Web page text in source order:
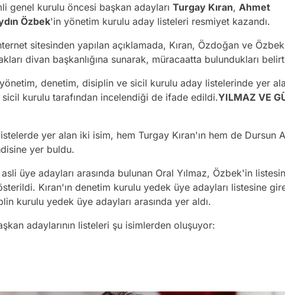
genel kurulu öncesi başkan adayları Turgay Kıran, Ahmet
Özbek'in yönetim kurulu aday listeleri resmiyet kazandı.
sitesinden yapılan açıklamada, Kıran, Özdoğan ve
divan başkanlığına sunarak, müracaatta bulundukları
yönetim, denetim, disiplin ve sicil kurulu aday listelerinde yer
kurulu tarafından incelendiği de ifade edildi.YILMAZ VE
yer alan iki isim, hem Turgay Kıran'ın hem de Dursun
yer buldu.
üye adayları arasında bulunan Oral Yılmaz, Özbek'in
Kıran'ın denetim kurulu yedek üye adayları listesine
kurulu yedek üye adayları arasında yer aldı.
adaylarının listeleri şu isimlerden oluşuyor: